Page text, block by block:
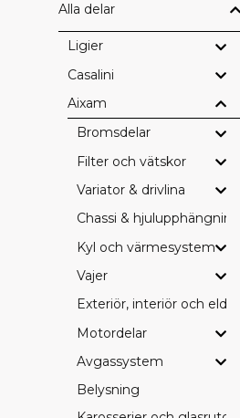
Alla delar
Ligier
Casalini
Aixam
Bromsdelar
Filter och vätskor
Variator & drivlina
Chassi & hjulupphängning
Kyl och värmesystem
Vajer
Exteriör, interiör och
Motordelar
Avgassystem
Belysning